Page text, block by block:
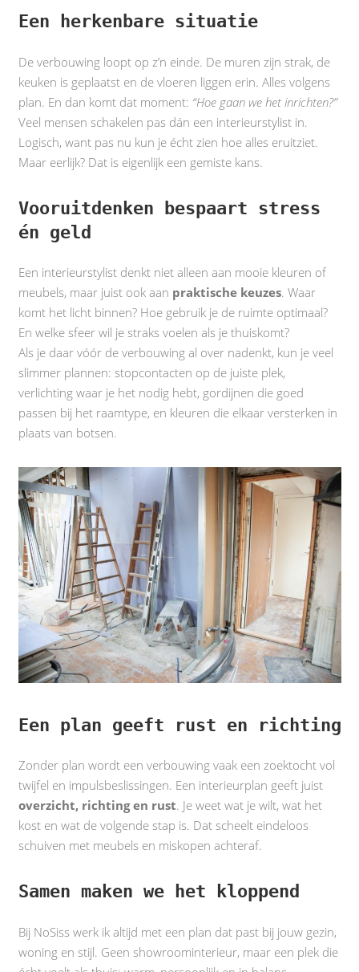
Een herkenbare situatie
De verbouwing loopt op z’n einde. De muren zijn strak, de
keuken is geplaatst en de vloeren liggen erin. Alles volgens
plan. En dan komt dat moment: “Hoe gaan we het inrichten?”
Veel mensen schakelen pas dán een interieurstylist in.
Logisch, want pas nu kun je écht zien hoe alles eruitziet.
Maar eerlijk? Dat is eigenlijk een gemiste kans.
Vooruitdenken bespaart stress
én geld
Een interieurstylist denkt niet alleen aan mooie kleuren of
meubels, maar juist ook aan praktische keuzes. Waar
komt het licht binnen? Hoe gebruik je de ruimte optimaal?
En welke sfeer wil je straks voelen als je thuiskomt?
Als je daar vóór de verbouwing al over nadenkt, kun je veel
slimmer plannen: stopcontacten op de juiste plek,
verlichting waar je het nodig hebt, gordijnen die goed
passen bij het raamtype, en kleuren die elkaar versterken in
plaats van botsen.
Een plan geeft rust en richting
Zonder plan wordt een verbouwing vaak een zoektocht vol
twijfel en impulsbeslissingen. Een interieurplan geeft juist
overzicht, richting en rust. Je weet wat je wilt, wat het
kost en wat de volgende stap is. Dat scheelt eindeloos
schuiven met meubels en miskopen achteraf.
Samen maken we het kloppend
Bij NoSiss werk ik altijd met een plan dat past bij jouw gezin,
woning en stijl. Geen showroominterieur, maar een plek die